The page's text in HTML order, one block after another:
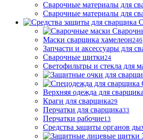
Сварочные материалы для
Сварочные материалы для
Маски сварщика хамелеон246
Запчасти и аксессуары для
Сварочные щитки24
Светофильтры и стекла для
Верхняя одежда для сварщика
Краги для сварщика29
Перчатки для сварщика33
Перчатки рабочие13
Средства защиты органов